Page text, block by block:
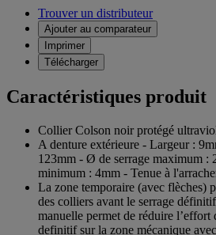
Trouver un distributeur
Ajouter au comparateur
Imprimer
Télécharger
Caractéristiques produit
Collier Colson noir protégé
A denture extérieure - Largeur :
123mm - Ø de serrage maximum :
minimum : 4mm - Tenue à
La zone temporaire (avec flèches)
des colliers avant le serrage
manuelle permet de réduire l’effort
definitif sur la zone mécanique